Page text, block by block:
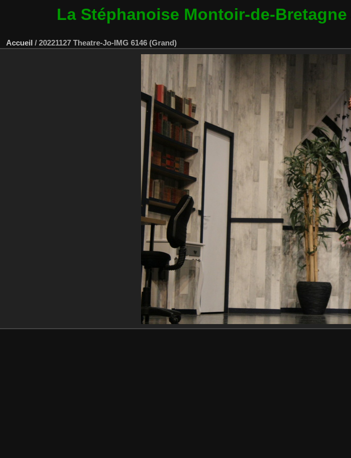
La Stéphanoise Montoir-de-Bretagne
Accueil / 20221127 Theatre-Jo-IMG 6146 (Grand)